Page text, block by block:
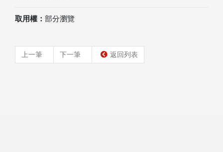
取用權： 部分瀏覽
上一筆 下一筆 返回列表